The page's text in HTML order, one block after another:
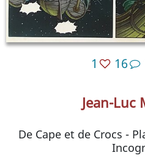
1 16
Jean-Luc
De Cape et de Crocs -